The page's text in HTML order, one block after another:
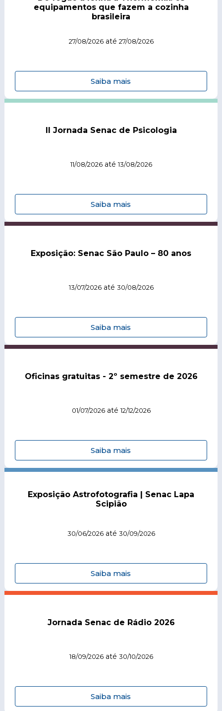
equipamentos que fazem a cozinha
brasileira
27/08/2026até 27/08/2026
Saiba mais
II Jornada Senac de Psicologia
11/08/2026até13/08/2026
Saiba mais
Exposição: Senac São Paulo – 80 anos
13/07/2026até 30/08/2026
Saiba mais
Oficinas gratuitas - 2º semestre de 2026
01/07/2026até12/12/2026
Saiba mais
Exposição Astrofotografia | Senac Lapa
Scipião
30/06/2026até 30/09/2026
Saiba mais
Jornada Senac de Rádio 2026
18/09/2026até 30/10/2026
Saiba mais